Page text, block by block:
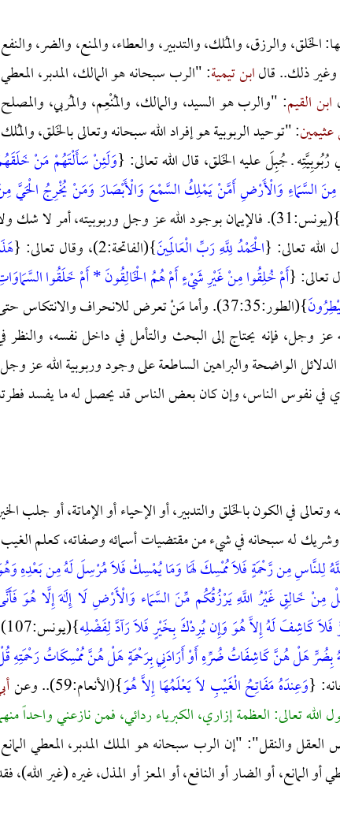
الخَلق، والرزق، والمُلك، والتدبير، والعطاء، والمنع، والضر،
وغير ذلك.. قالابن تيمية: "الرب سبحانه هو المالك، المدبر،
ابن القيم: "والرب هو السيد، والمالك، والمُنْعِم، والمُربي،
عثيمين: "توحيد الربوبية هو إفراد الله سبحانه وتعالى بالخَلق،
ـ جُبِلَ عليه الخَلق، قال الله تعالى: {وَلَئِنْ سَأَلْتَهُمْ مَنْ
السَّمَاءِ وَالْأَرْضِ أَمَّنْ يَمْلِكُ السَّمْعَ وَالْأَبْصَارَ وَمَنْ يُخْرِجُ الْحَيَّ
}(يونس:31). فالإيمان بوجود الله عز وجل وربوبيته، أمر لا شك
تعالى: {الْحَمْدُ لِلَّهِ رَبِّ الْعَالَمِينَ}(الفاتحة:2)، وقال تعالى: {
أَمْ خُلِقُوا مِنْ غَيْرِ شَيْءٍ أَمْ هُمُ الْخَالِقُونَ * أَمْ خَلَقُوا
}(الطور:37:35). وأما مَنْ تعرض للانحراف والانتكاس
عز وجل، فإنه يحتاج إلى البحث والتأمل في داخل نفسه، والنظر
الدلائل الواضحة والبراهين الساطعة على وجود وربوبية الله عز
في نفوس الناس، وإن كان بعض الناس قد يحصل له ما يفسد
في الكون بالخَلق والتدبير، أو الإحياء أو الإماتة، أو جلب
وشريك له سبحانه في شيء من مقتضيات أسمائه وصفاته، كعلم
لِلنَّاسِ مِن رَّحْمَةٍ فَلَا مُمْسِكَ لَهَا وَمَا يُمْسِكْ فَلَا مُرْسِلَ لَهُ مِن بَعْدِهِ
مِنْ خَالِقٍ غَيْرُ اللَّهِ يَرْزُقُكُم مِّنَ السَّمَاء وَالْأَرْضِ لَا إِلَهَ إِلَّا هُوَ
كَاشِفَ لَهُ إِلاَّ هُوَ وَإِن يُرِدْكَ بِخَيْرٍ فَلاَ رَآدَّ لِفَضْلِه
بِضُرٍّ هَلْ هُنَّ كَاشِفَاتُ ضُرِّهِ أَوْ أَرَادَنِي بِرَحْمَةٍ هَلْ هُنَّ مُمْسِكَاتُ رَحْمَتِهِ
وَعِندَهُ مَفَاتِحُ الْغَيْبِ لاَ يَعْلَمُهَا إِلاَّ هُوَ}(الأنعام:59).. وعن
الله تعالى: العظمة إزاري، الكبرياء ردائي، فمن نازعني واحداً
والنقل": "إن الرب سبحانه هو الملك المدبر، المعطي
المانع، أو الضار أو النافع، أو المعز أو المذل، غيره (غير الله)،